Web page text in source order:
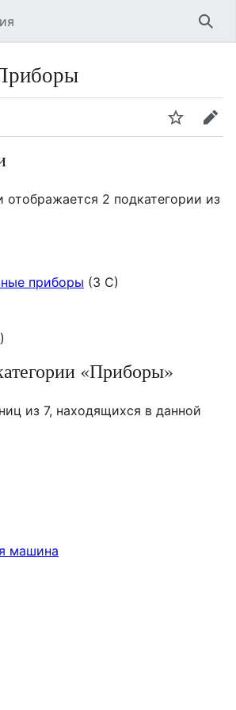
отображается 2 подкатегории из
приборы (3 С)
«Приборы»
из 7, находящихся в данной
машина